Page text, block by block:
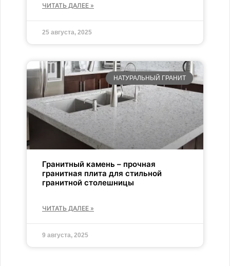
ЧИТАТЬ ДАЛЕЕ »
25 августа, 2025
НАТУРАЛЬНЫЙ ГРАНИТ
Гранитный камень – прочная
гранитная плита для стильной
гранитной столешницы
ЧИТАТЬ ДАЛЕЕ »
9 августа, 2025